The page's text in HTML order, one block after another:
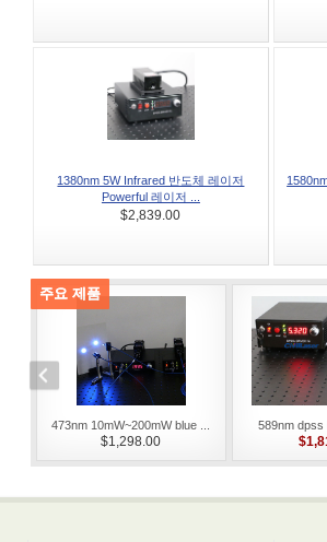
1380nm 5W Infrared 반도체 레이저
Powerful 레이저 ...
$2,839.00
주요 제품
473nm 10mW~200mW blue ...
$1,298.00
589nm dpss